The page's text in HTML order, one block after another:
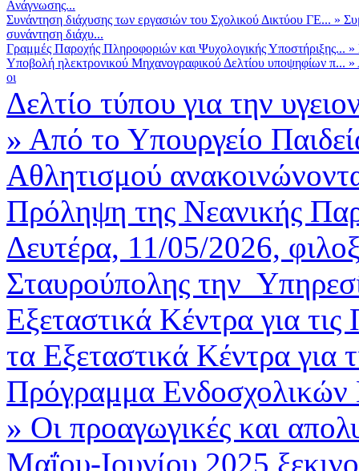
Ανάγνωσης...
Συνάντηση διάχυσης των εργασιών του Σχολικού Δικτύου ΓΕ... »
συνάντηση διάχυ...
Γραμμές Παροχής Πληροφοριών και Ψυχολογικής Υποστήριξης... »
Υποβολή ηλεκτρονικού Μηχανογραφικού Δελτίου υποψηφίων π... »
οι
Δελτίο τύπου για την
» Από το Υπουργείο
Αθλητισμού
Πρόληψη της Νεανικής
Δευτέρα, 11/05/2026,
Σταυρούπολης την
Εξεταστικά Κέντρα για
τα Εξεταστικά Κέντρα για
Πρόγραμμα Ενδοσχολικών
» Οι προαγωγικές και
Μαΐου-Ιουνίου 2025